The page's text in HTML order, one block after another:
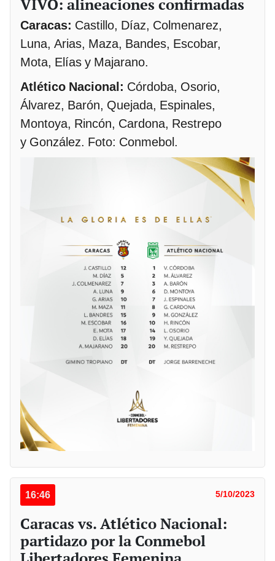
VIVO: alineaciones confirmadas
Caracas: Castillo, Díaz, Colmenarez,
Luna, Arias, Maza, Bandes, Escobar,
Mota, Elías y Majarano.
Atlético Nacional: Córdoba, Osorio,
Álvarez, Barón, Quejada, Espinales,
Montoya, Rincón, Cardona, Restrepo
y González. Foto: Conmebol.
16:46 5/10/2023
Caracas vs. Atlético Nacional:
partidazo por la Conmebol